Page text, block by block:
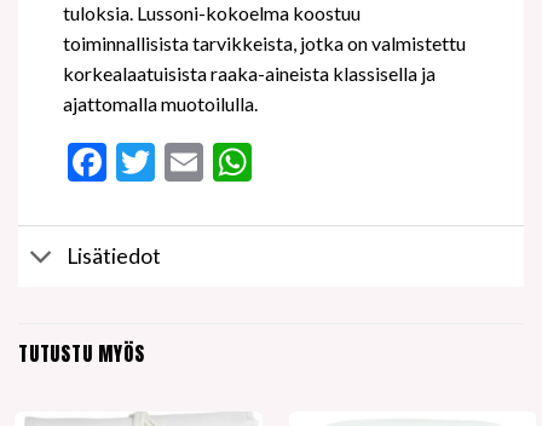
tuloksia. Lussoni-kokoelma koostuu
toiminnallisista tarvikkeista, jotka on valmistettu
korkealaatuisista raaka-aineista klassisella ja
ajattomalla muotoilulla.
Facebook
Twitter
EmailWhatsApp
Lisätiedot
TUTUSTU MYÖS